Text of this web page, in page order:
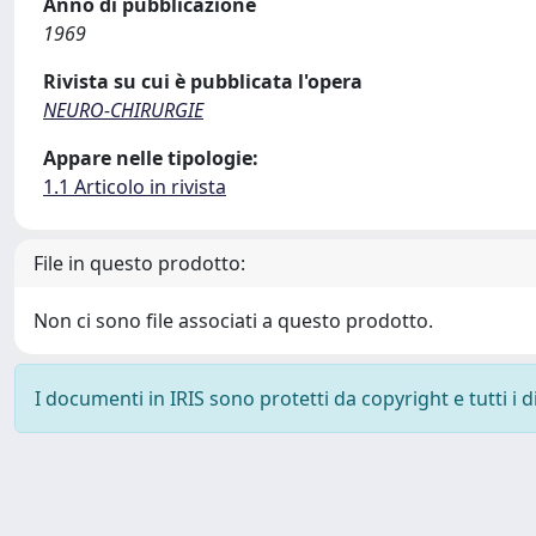
1969
Rivista su cui è pubblicata l'opera
NEURO-CHIRURGIE
Appare nelle tipologie:
1.1 Articolo in rivista
File in questo prodotto:
Non ci sono file associati a questo prodotto.
I documenti in IRIS sono protetti da copyright e tutti i